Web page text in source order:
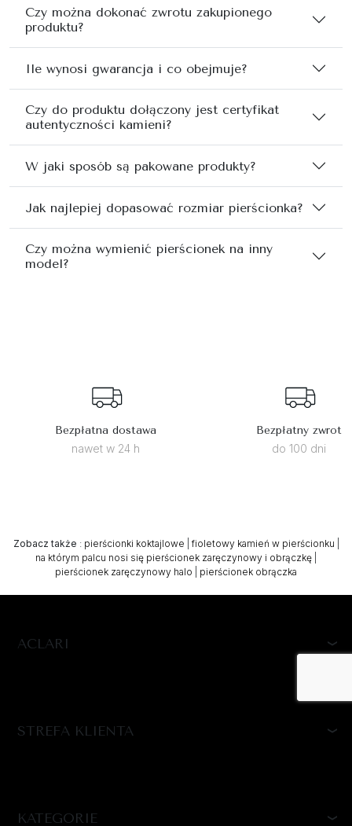
Czy można dokonać zwrotu zakupionego
produktu?
Ile wynosi gwarancja i co obejmuje?
Czy do produktu dołączony jest certyfikat
autentyczności kamieni?
W jaki sposób są pakowane produkty?
Jak najlepiej dopasować rozmiar pierścionka?
Czy można wymienić pierścionek na inny
model?
Bezpłatna dostawa
nawet w 24 h
Bezpłatny zwrot
do 100 dni
Zobacz także : pierścionki koktajlowe |fioletowy kamień w pierścionku
na którym palcu nosi się pierścionek zaręczynowy i obrączkę
pierścionek zaręczynowy halo
pierścionek obrączka
ACLARI
STREFA KLIENTA
KATEGORIE